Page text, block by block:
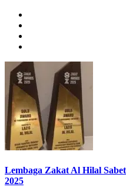
Lembaga Zakat Al Hilal
2025